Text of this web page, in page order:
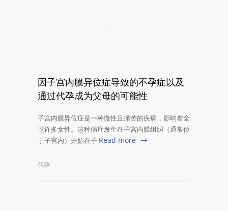
因子宫内膜异位症导致的不孕症以及
通过代孕成为父母的可能性
子宫内膜异位症是一种慢性且痛苦的疾病，影响着全
球许多女性。这种病症发生在子宫内膜组织（通常位
于子宫内）开始在子 Read more
代孕